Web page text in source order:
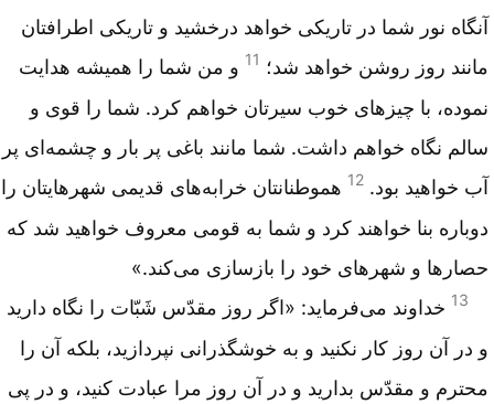
آنگاه نور شما در تاریکی خواهد درخشید و تاریکی اطرافتان
مانند روز روشن خواهد شد؛ 11 و من شما را همیشه هدایت
نموده، با چیزهای خوب سیرتان خواهم کرد. شما را قوی و
سالم نگاه خواهم داشت. شما مانند باغی پر بار و چشمه‌ای پر
آب خواهید بود. 12 هموطنانتان خرابه‌های قدیمی شهرهایتان را
دوباره بنا خواهند کرد و شما به قومی معروف خواهید شد که
حصارها و شهرهای خود را بازسازی می‌کند.»
13 خداوند می‌فرماید: «اگر روز مقدّس شَبّات را نگاه دارید
و در آن روز کار نکنید و به خوشگذرانی نپردازید، بلکه آن را
محترم و مقدّس بدارید و در آن روز مرا عبادت کنید، و در پی